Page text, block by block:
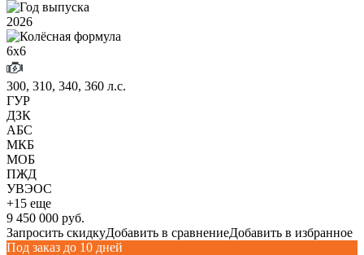
2026
6х6
300, 310, 340, 360 л.с.
ГУР
ДЗК
АБС
МКБ
МОБ
ПЖД
УВЭОС
+15 еще
9 450 000 руб.
Запросить скидкуДобавить в сравнениеДобавить в избранное
Под заказ до 10 дней